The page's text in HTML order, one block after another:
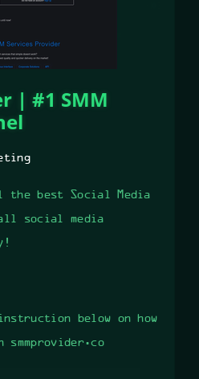
| #1 SMM
the best Social Media
social media
below on how
smmprovider.co